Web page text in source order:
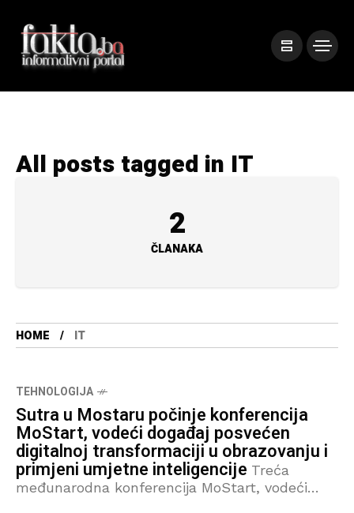
All posts tagged in IT
2
ČLANAKA
HOME IT
TEHNOLOGIJA
Sutra u Mostaru počinje konferencija
MoStart, vodeći događaj posvećen
digitalnoj transformaciji u obrazovanju i
primjeni umjetne inteligencije Treća
međunarodna konferencija MoStart, vodeći